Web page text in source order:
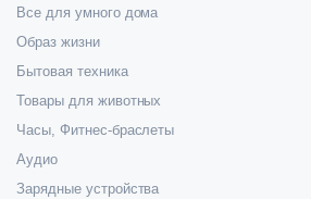
Все для умного дома
Образ жизни
Бытовая техника
Товары для животных
Часы, Фитнес-браслеты
Аудио
Зарядные устройства